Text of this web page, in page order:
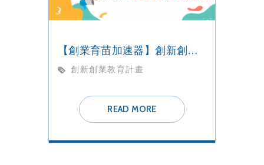
【創業育苗加速器】創新創業補助計畫
創新創業教育計畫
READ MORE